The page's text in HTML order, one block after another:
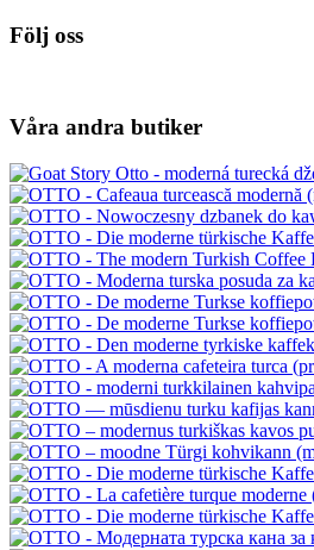
Följ oss
Våra andra butiker